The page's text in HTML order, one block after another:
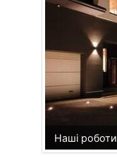
Наші роботи